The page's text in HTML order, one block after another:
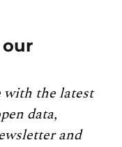
with the latest
data,
and